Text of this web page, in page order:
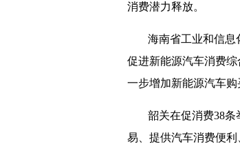
消费潜力释放。
海南省工业和信息
促进新能源汽车消费
一步增加新能源汽车购
韶关在促消费38
易、提供汽车消费便